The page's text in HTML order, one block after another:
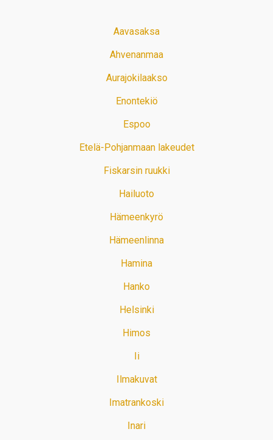
Aavasaksa
Ahvenanmaa
Aurajokilaakso
Enontekiö
Espoo
Etelä-Pohjanmaan lakeudet
Fiskarsin ruukki
Hailuoto
Hämeenkyrö
Hämeenlinna
Hamina
Hanko
Helsinki
Himos
Ii
Ilmakuvat
Imatrankoski
Inari